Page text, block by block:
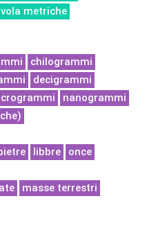
metriche
chilogrammi
decigrammi
nanogrammi
libbre
once
masse terrestri